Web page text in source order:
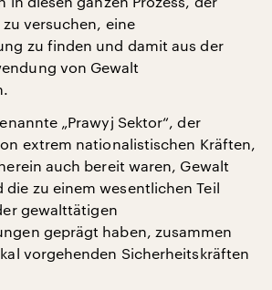
versuchen, eine
zu finden und damit aus der
von Gewalt
„Prawyj Sektor“, der
extrem nationalistischen Kräften,
auch bereit waren, Gewalt
zu einem wesentlichen Teil
gewalttätigen
geprägt haben, zusammen
vorgehenden Sicherheitskräften